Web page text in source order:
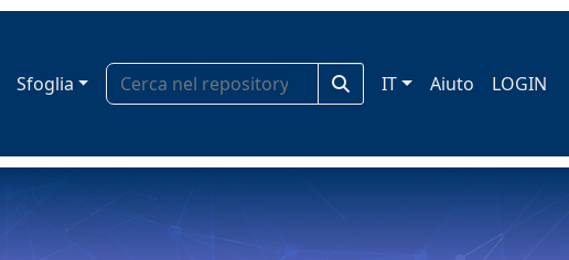
Sfoglia IT Aiuto LOGIN